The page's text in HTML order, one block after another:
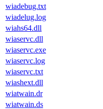
wiadebug.txt
wiadelug.log
wiahs64.dll
wiaservc.dll
wiaservc.exe
wiaservc.log
wiaservc.txt
wiashext.dll
wiatwain.dr
wiatwain.ds